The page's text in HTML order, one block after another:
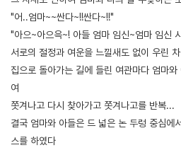
"어..엄마~~싼다~!!싼다~!!"
"아으~아으윽~! 아들 엄마 임신~엄마 임신
서로의 절정과 여운을 느낄새도 없이 우린
집으로 돌아가는 길에 들린 여관마다 엄마
여
쫏겨나고 다시 찾아가고 쫏겨나고를 반복...
결국 엄마와 아들은 드 넓은 논 두렁 중심에
스를 하였다